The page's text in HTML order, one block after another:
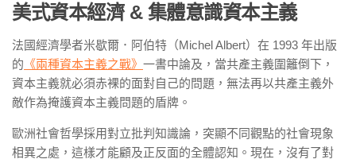
美式資本經濟 & 集體意識資本主義
法國經濟學者米歇爾．阿伯特（Michel Albert）在 1993 年出版
的 《兩種資本主義之戰》 一書中論及，當共產主義圍籬倒下，
資本主義就必須赤裸的面對自己的問題，無法再以共產主義外
敵作為掩護資本主義問題的盾牌。
歐洲社會哲學採用對立批判知識論，突顯不同觀點的社會現象
相異之處，這樣才能顧及正反面的全體認知。現在，沒有了對